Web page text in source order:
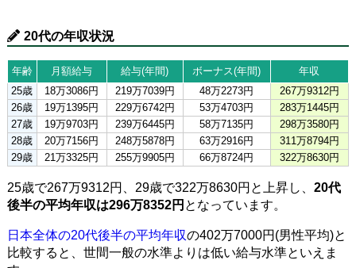
20代の年収状況
年齢 月額給与 給与(年間) ボーナス(年間)
年収
25歳
18万3086円 219万7039円 48万2273円
267万9312円
26歳
19万1395円 229万6742円 53万4703円
283万1445円
27歳
19万9703円 239万6445円 58万7135円
298万3580円
28歳
20万7156円 248万5878円 63万2916円
311万8794円
29歳
21万3325円 255万9905円 66万8724円 322万8630円
25歳で267万9312円、29歳で322万8630円と上昇し、 20代
後半の平均年収は296万8352円 となっています。
日本全体の20代後半の平均年収の402万7000円(男性平均)と
比較すると、世間一般の水準よりは低い給与水準といえま